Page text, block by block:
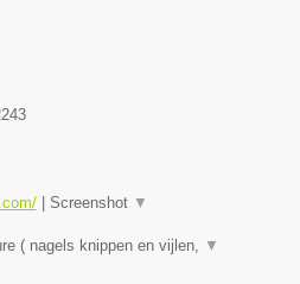
| Screenshot ▼
( nagels knippen en vijlen, ▼